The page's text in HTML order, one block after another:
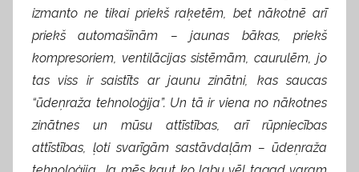
izmanto ne tikai priekš raķetēm, bet nākotnē arī
priekš automašīnām – jaunas bākas, priekš
kompresoriem, ventilācijas sistēmām, caurulēm, jo
tas viss ir saistīts ar jaunu zinātni, kas saucas
“ūdeņraža tehnoloģija”. Un tā ir viena no nākotnes
zinātnes un mūsu attīstības, arī rūpniecības
attīstības, ļoti svarīgām sastāvdaļām – ūdeņraža